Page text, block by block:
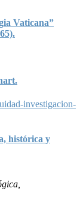
Vaticana”
histórica y